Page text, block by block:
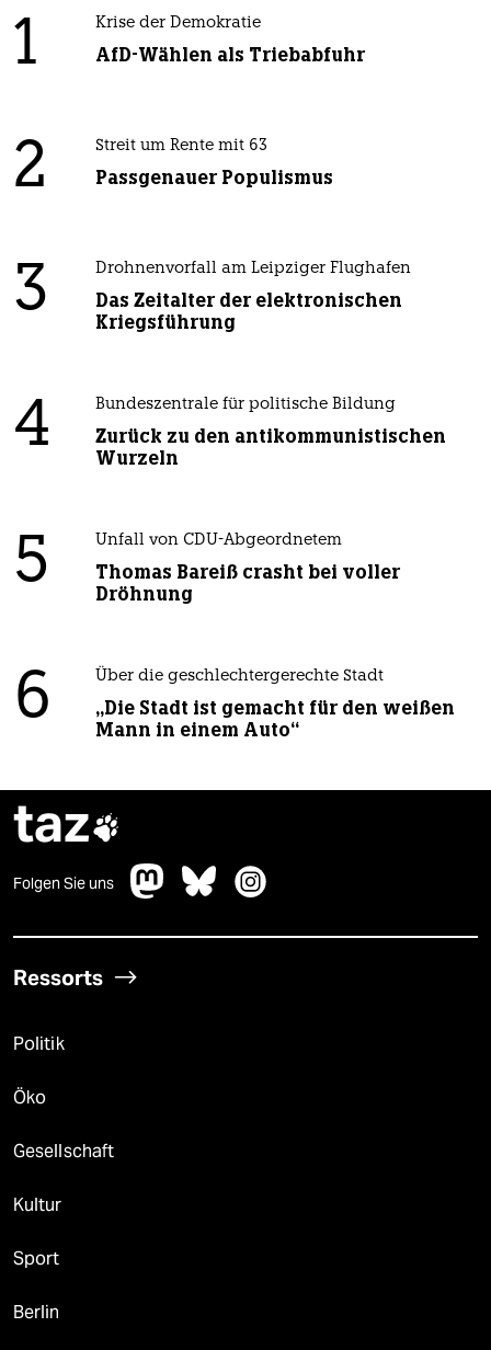
1 Krise der Demokratie
AfD-Wählen als Triebabfuhr
2 Streit um Rente mit 63
Passgenauer Populismus
3 Drohnenvorfall am Leipziger Flughafen
Das Zeitalter der elektronischen
Kriegsführung
4 Bundeszentrale für politische Bildung
Zurück zu den antikommunistischen
Wurzeln
5 Unfall von CDU-Abgeordnetem
Thomas Bareiß crasht bei voller
Dröhnung
6 Über die geschlechtergerechte Stadt
„Die Stadt ist gemacht für den weißen
Mann in einem Auto“
taz
Folgen Sie uns
Ressorts
Politik
Öko
Gesellschaft
Kultur
Sport
Berlin